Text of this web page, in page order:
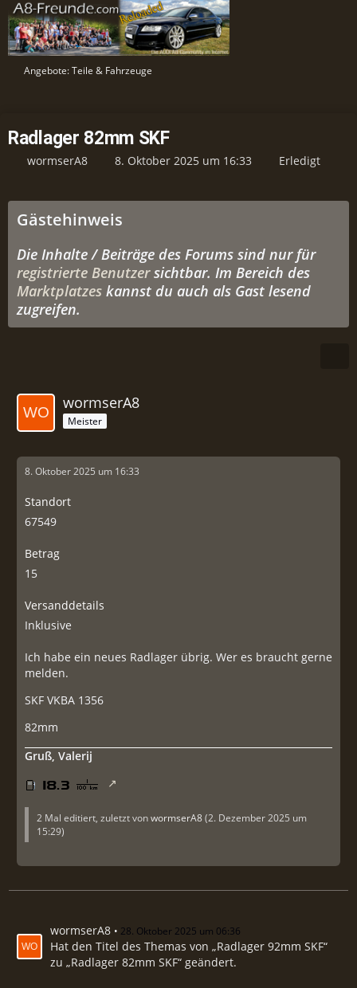
Angebote: Teile & Fahrzeuge
Radlager 82mm SKF
wormserA8 8. Oktober 2025 um 16:33 Erledigt
Gästehinweis
Die Inhalte / Beiträge des Forums sind nur für
registrierte Benutzersichtbar. Im Bereich des
Marktplatzes kannst du auch als Gast lesend
zugreifen.
wormserA8
Meister
8. Oktober 2025 um 16:33
Standort
67549
Betrag
15
Versanddetails
Inklusive
Ich habe ein neues Radlager übrig. Wer es braucht gerne
melden.
SKF VKBA 1356
82mm
Gruß, Valerij
2 Mal editiert, zuletzt vonwormserA8(2. Dezember 2025 um
15:29)
wormserA8 28. Oktober 2025 um 06:36
Hat den Titel des Themas von „Radlager 92mm SKF“
zu „Radlager 82mm SKF“ geändert.